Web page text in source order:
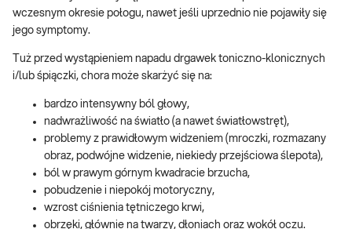
wczesnym okresie połogu, nawet jeśli uprzednio nie pojawiły się
jego symptomy.
Tuż przed wystąpieniem napadu drgawek toniczno-klonicznych
i/lub śpiączki, chora może skarżyć się na:
bardzo intensywny ból głowy,
nadwrażliwość na światło (a nawet światłowstręt),
problemy z prawidłowym widzeniem (mroczki, rozmazany
obraz, podwójne widzenie, niekiedy przejściowa ślepota),
ból w prawym górnym kwadracie brzucha,
pobudzenie i niepokój motoryczny,
wzrost ciśnienia tętniczego krwi,
obrzęki, głównie na twarzy, dłoniach oraz wokół oczu.